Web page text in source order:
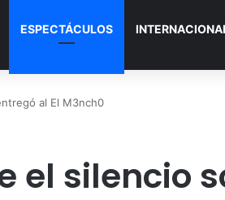
ESPECTÁCULOS
al El M3nch0
el silencio